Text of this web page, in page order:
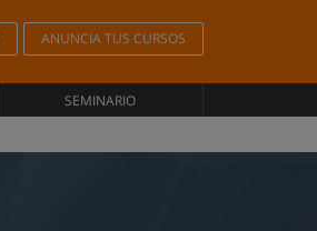
ANUNCIA TUS CURSOS
SEMINARIO